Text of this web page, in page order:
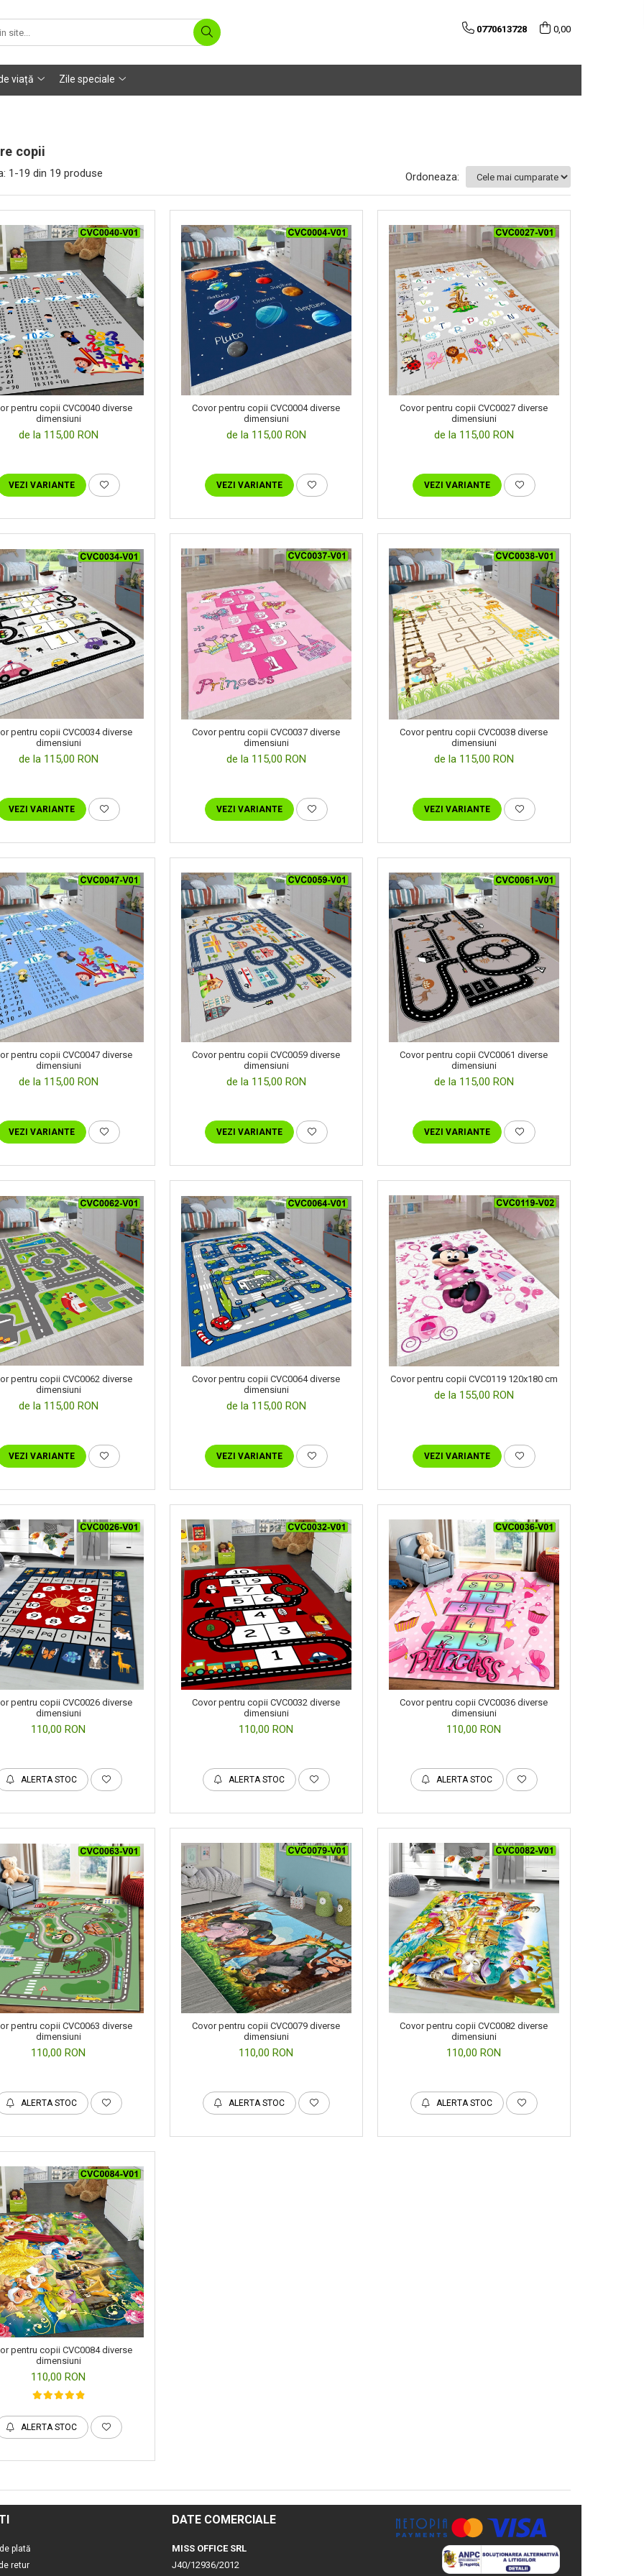
0770613728 0,00
viață Zile speciale
copii
1-19 din 19 produse Ordoneaza:
pentru copii CVC0040 diverse
dimensiuni
de la 115,00 RON
VEZI VARIANTE
Covor pentru copii CVC0004 diverse
dimensiuni
de la 115,00 RON
VEZI VARIANTE
Covor pentru copii CVC0027 diverse
dimensiuni
de la 115,00 RON
VEZI VARIANTE
pentru copii CVC0034 diverse
dimensiuni
de la 115,00 RON
VEZI VARIANTE
Covor pentru copii CVC0037 diverse
dimensiuni
de la 115,00 RON
VEZI VARIANTE
Covor pentru copii CVC0038 diverse
dimensiuni
de la 115,00 RON
VEZI VARIANTE
pentru copii CVC0047 diverse
dimensiuni
de la 115,00 RON
VEZI VARIANTE
Covor pentru copii CVC0059 diverse
dimensiuni
de la 115,00 RON
VEZI VARIANTE
Covor pentru copii CVC0061 diverse
dimensiuni
de la 115,00 RON
VEZI VARIANTE
pentru copii CVC0062 diverse
dimensiuni
de la 115,00 RON
VEZI VARIANTE
Covor pentru copii CVC0064 diverse
dimensiuni
de la 115,00 RON
VEZI VARIANTE
Covor pentru copii CVC0119 120x180 cm
de la 155,00 RON
VEZI VARIANTE
pentru copii CVC0026 diverse
dimensiuni
110,00 RON
ALERTA STOC
Covor pentru copii CVC0032 diverse
dimensiuni
110,00 RON
ALERTA STOC
Covor pentru copii CVC0036 diverse
dimensiuni
110,00 RON
ALERTA STOC
pentru copii CVC0063 diverse
dimensiuni
110,00 RON
ALERTA STOC
Covor pentru copii CVC0079 diverse
dimensiuni
110,00 RON
ALERTA STOC
Covor pentru copii CVC0082 diverse
dimensiuni
110,00 RON
ALERTA STOC
pentru copii CVC0084 diverse
dimensiuni
110,00 RON
ALERTA STOC
plată
retur
DATE COMERCIALE
MISS OFFICE SRL
J40/12936/2012